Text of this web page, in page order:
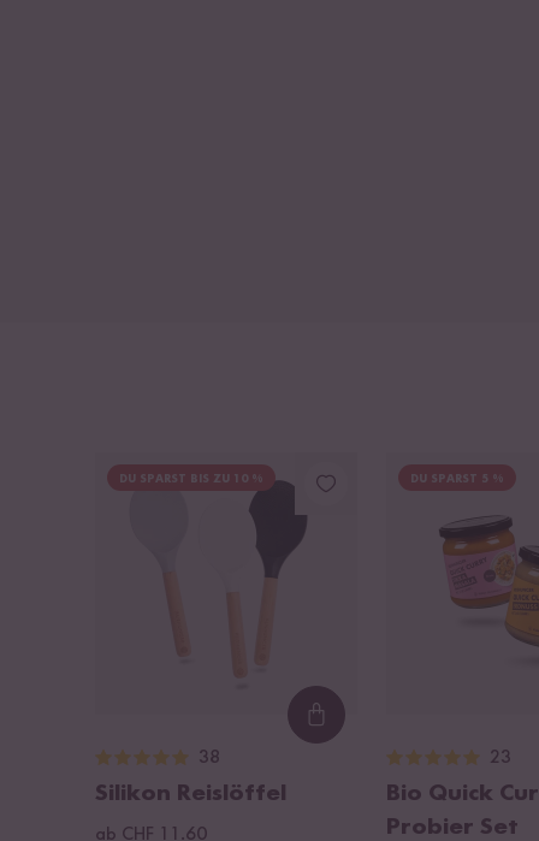
DU SPARST BIS ZU 10 %
Loading...
38
Silikon Reislöffel
ab CHF 11.60
DU SPARST 5 %
23
Bio Quick
Probier Set